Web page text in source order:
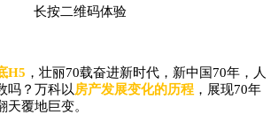
长按二维码体验
H5 ，壮丽70载奋进新时代，新中国70年，人
吗？万科以房产发展变化的历程 ， 展现70年
覆地巨变。